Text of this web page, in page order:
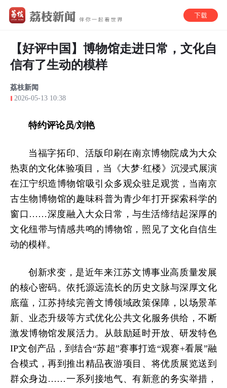
【好评中国】博物馆走进日常，文化自
信有了生动的模样
荔枝新闻
2026-05-13 10:38
特约评论员/刘艳
当福字拓印、活版印刷在南京博物院成为大众
热衷的文化体验项目，当《大梦·红楼》沉浸式展演
在江宁织造博物馆吸引众多观众驻足观赏，当南京
古生物博物馆的趣味科普为青少年打开探索科学的
窗口……深度融入大众日常，与生活缔结起深厚的
文化纽带与情感共鸣的博物馆，照见了文化自信生
动的模样。
创新求变，是近年来江苏文博事业高质量发展
的核心密码。依托源远流长的历史文脉与深厚文化
底蕴， 江苏持续完善文博领域政策保障，以场景革
新、业态升级等方式优化公共文化服务供给，不断
激发博物馆发展活力。从鼓励延时开放、研发特色
IP文创产品，到结合“苏超”赛事打造“观赛+看展”融
合模式，再到推出精品夜游项目、将优质展览送到
群众身边……一系列接地气、有新意的务实举措，